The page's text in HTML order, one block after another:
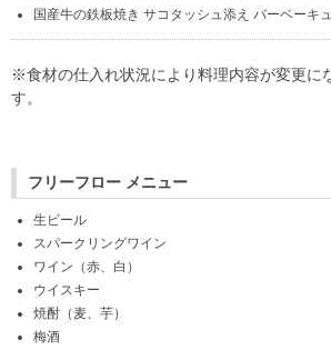
国産牛の鉄板焼き サコタッシュ添え バーベーキ
※食材の仕入れ状況により料理内容が変更に
す。
フリーフロー メニュー
生ビール
スパークリングワイン
ワイン（赤、白）
ウイスキー
焼酎（麦、芋）
梅酒